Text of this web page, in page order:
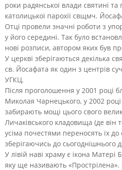
роки радянської влади святині та
католицької парохії свщмч.
Отці провели значні роботи з
у його середині. Так було
нові розписи, автором яких був
У церкві зберігаються декілька
св. Йосафата як один з центрів
УГКЦ.
Після проголошення у 2001 році
Миколая Чарнецького, у 2002
забирають мощі цього свого
Личаківського кладовища (де він
усіма почестями переносять їх до
зберігаючись до сьогоднішнього
У лівій наві храму є ікона Матері
яку ще називають «Прострілена».